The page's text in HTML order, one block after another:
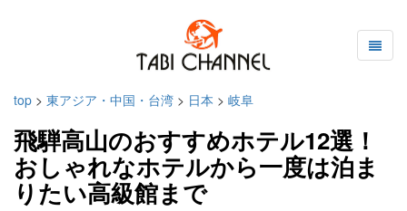
top > 東アジア・中国・台湾 > 日本 > 岐阜
飛騨高山のおすすめホテル12選！
おしゃれなホテルから一度は泊ま
りたい高級館まで